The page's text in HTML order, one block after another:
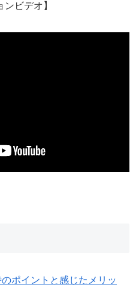
ビデオ】
ポイントと感じたメリッ